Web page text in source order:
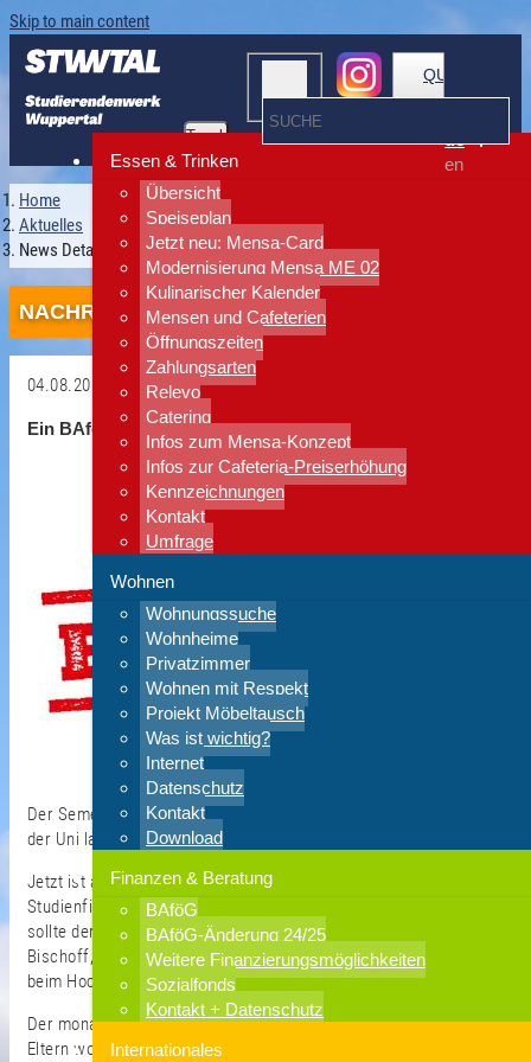
Skip to main content
Toggle
navigation
Essen & Trinken
Übersicht
Speiseplan
Jetzt neu: Mensa-Card
Modernisierung Mensa ME 02
Kulinarischer Kalender
Mensen und Cafeterien
Öffnungszeiten
Zahlungsarten
Relevo
Catering
Infos zum Mensa-Konzept
Infos zur Cafeteria-Preiserhöhung
Kennzeichnungen
Kontakt
Umfrage
Wohnen
Wohnungssuche
Wohnheime
Privatzimmer
Wohnen mit Respekt
Projekt Möbeltausch
Was ist wichtig?
Internet
Datenschutz
Kontakt
Download
Finanzen & Beratung
BAföG
BAföG-Änderung 24/25
Weitere Finanzierungsmöglichkeiten
Sozialfonds
Kontakt + Datenschutz
Internationales
QUICKLINKS
de
en
Home
Aktuelles
News Detailansicht
NACHRICHTEN
04.08.2017
Ein BAföG-Antrag lohnt sich immer!
Der Semesterstart steht vor der Tür und die Einschreibungen an
der Uni laufen auf Hochtouren.
Jetzt ist auch der richtige Zeitpunkt, um sich über die
Studienfinanzierung zu informieren. „Nach der Immatrikulation
sollte der nächste Gang zum BAföG-Amt sein.“ rät Sandra
Bischoff, Abteilungsleiterin des Amtes für Ausbildungsförderung
beim Hochschul-Sozialwerk Wuppertal.
Der monatliche Förderungssatz für Studierende, die bei den
Eltern wohnen und auch noch über diese krankenversichert sind,